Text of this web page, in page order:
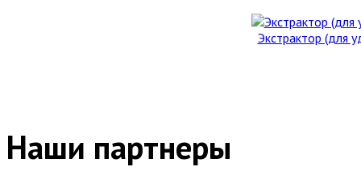
Экстрактор (для
Наши партнеры